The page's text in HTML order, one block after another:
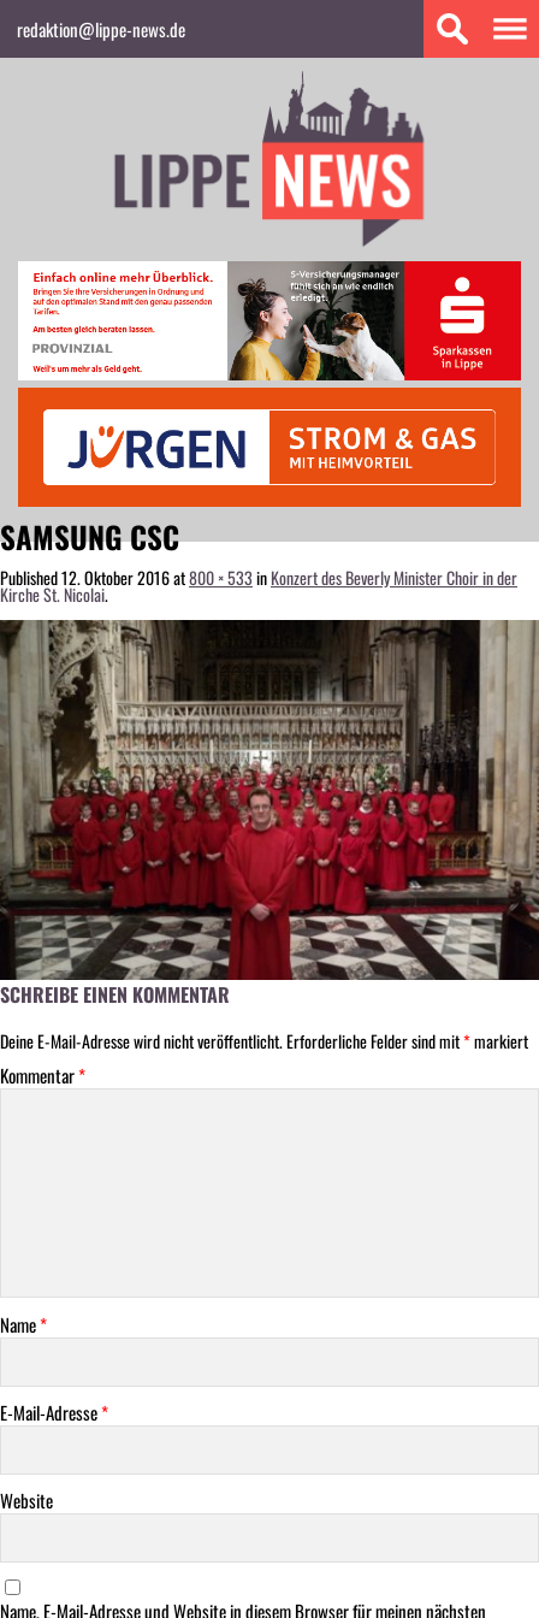
redaktion@lippe-news.de
SAMSUNG CSC
Published12. Oktober 2016at800 × 533inKonzert des Beverly Minister Choir in der
Kirche St. Nicolai.
SCHREIBE EINEN KOMMENTAR
Deine E-Mail-Adresse wird nicht veröffentlicht.Erforderliche Felder sind mit*markiert
Kommentar*
Name*
E-Mail-Adresse*
Website
Name, E-Mail-Adresse und Website in diesem Browser für meinen nächsten